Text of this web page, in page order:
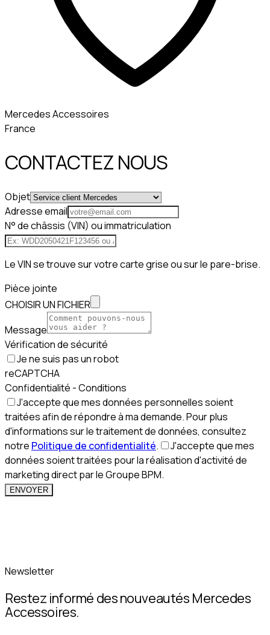
Mercedes Accessoires
France
CONTACTEZ NOUS
Objet
Adresse email
N° de châssis (VIN) ou immatriculation
Le VIN se trouve sur votre carte grise ou sur le pare-brise.
Pièce jointe
CHOISIR UN FICHIER
Message
Vérification de sécurité
Je ne suis pas un robot
reCAPTCHA
Confidentialité - Conditions
J'accepte que mes données personnelles soient
traitées afin de répondre à ma demande. Pour plus
d'informations sur le traitement de données, consultez
notre Politique de confidentialité.
J'accepte que mes
données soient traitées pour la réalisation d'activité de
marketing direct par le Groupe BPM.
ENVOYER
Newsletter
Restez informé des nouveautés Mercedes
Accessoires.